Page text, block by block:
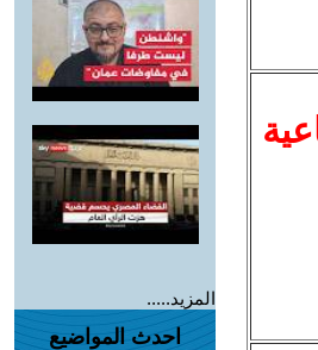
المزيد.....
احدث المواضيع